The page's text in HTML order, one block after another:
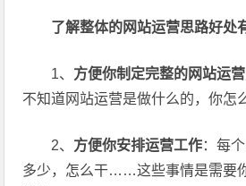
了解整体的网站运营思路好处
1、 方便你制定完整的网站运
不知道网站运营是做什么的，你怎
2、 方便你安排运营工作：每
多少，怎么干……这些事情是需要